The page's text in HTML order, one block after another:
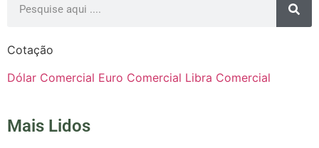
Cotação
Dólar Comercial Euro Comercial Libra Comercial
Mais Lidos